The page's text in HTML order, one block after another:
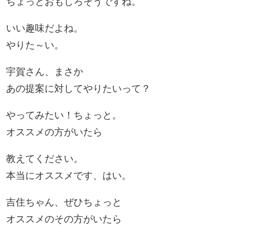
いい趣味だよね。
やりた～い。
宇賀さん、まさか
あの提案に対してやりたいって？
やってみたい！ちょっと。
オススメの方がいたら
教えてください。
本当にオススメです、はい。
吉住ちゃん、ぜひちょっと
オススメのその方がいたら